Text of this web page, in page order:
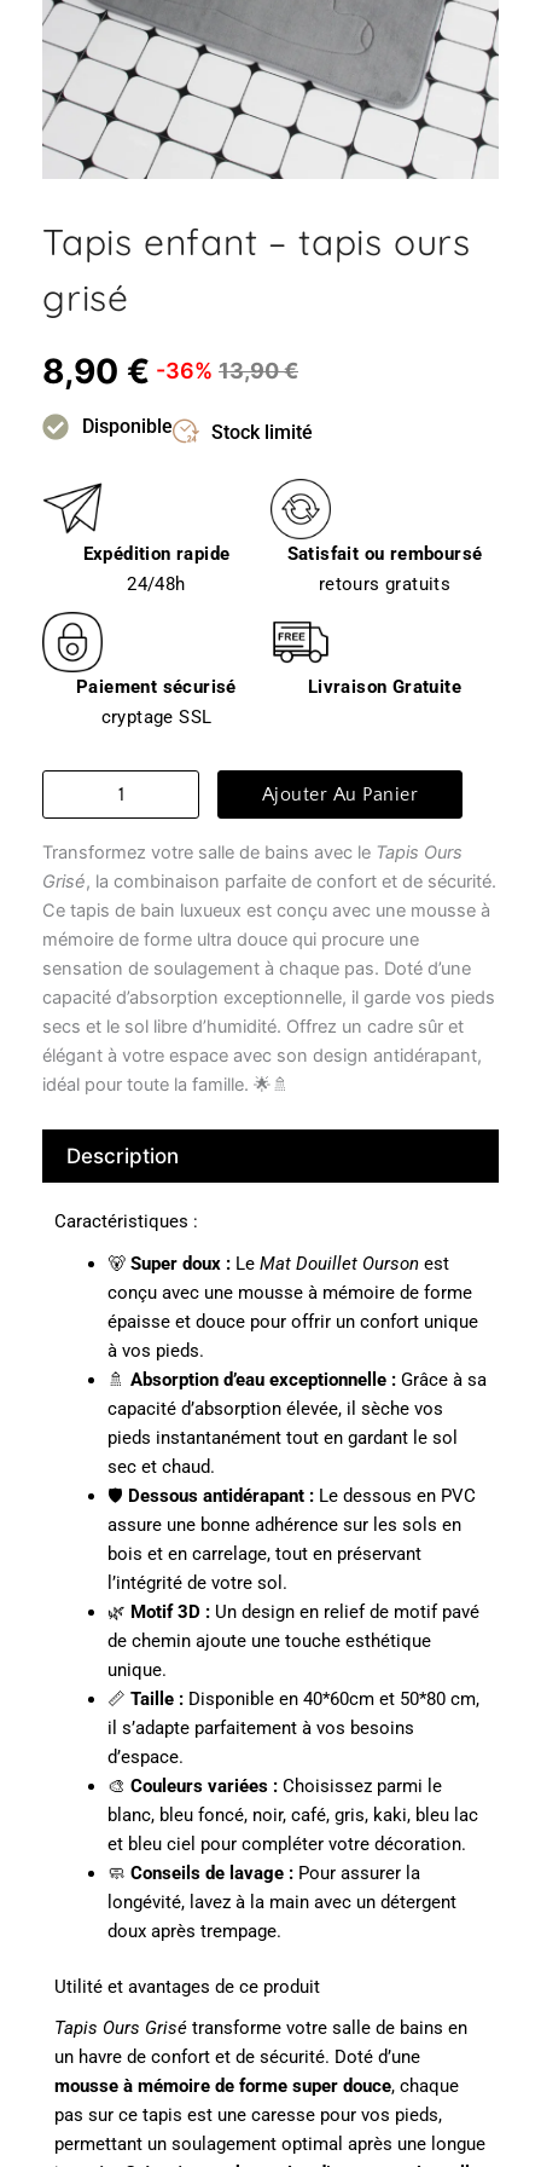
Tapis enfant – tapis ours
grisé
8,90 € -36% 13,90€
Disponible Stock limité
Expédition rapide
24/48h
Satisfait ou remboursé
retours gratuits
Paiement sécurisé
cryptage SSL
Livraison Gratuite
quantité
enfant
-
tapis
grisé
Ajouter Au Panier
Transformez votre salle de bains avec le Tapis Ours
Grisé, la combinaison parfaite de confort et de sécurité.
Ce tapis de bain luxueux est conçu avec une mousse à
mémoire de forme ultra douce qui procure une
sensation de soulagement à chaque pas. Doté d’une
capacité d’absorption exceptionnelle, il garde vos pieds
secs et le sol libre d’humidité. Offrez un cadre sûr et
élégant à votre espace avec son design antidérapant,
idéal pour toute la famille. 🌟🚿
Description
Caractéristiques :
🐻 Super doux :Le Mat Douillet Oursonest
conçu avec une mousse à mémoire de forme
épaisse et douce pour offrir un confort unique
à vos pieds.
🚿 Absorption d’eau exceptionnelle :Grâce à sa
capacité d’absorption élevée, il sèche vos
pieds instantanément tout en gardant le sol
sec et chaud.
🛡️ Dessous antidérapant :Le dessous en PVC
assure une bonne adhérence sur les sols en
bois et en carrelage, tout en préservant
l’intégrité de votre sol.
🌿 Motif 3D :Un design en relief de motif pavé
de chemin ajoute une touche esthétique
unique.
📏 Taille :Disponible en 40*60cm et 50*80 cm,
il s’adapte parfaitement à vos besoins
d’espace.
🎨 Couleurs variées :Choisissez parmi le
blanc, bleu foncé, noir, café, gris, kaki, bleu lac
et bleu ciel pour compléter votre décoration.
🧼 Conseils de lavage :Pour assurer la
longévité, lavez à la main avec un détergent
doux après trempage.
Utilité et avantages de ce produit
Tapis Ours Grisé transforme votre salle de bains en
un havre de confort et de sécurité. Doté d’une
mousse à mémoire de forme super douce, chaque
pas sur ce tapis est une caresse pour vos pieds,
permettant un soulagement optimal après une longue